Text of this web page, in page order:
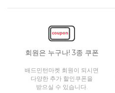
회원은 누구나! 3종 쿠폰
배드민턴마켓 회원이 되시면
다양한 추가 할인쿠폰을
받으실 수 있습니다.